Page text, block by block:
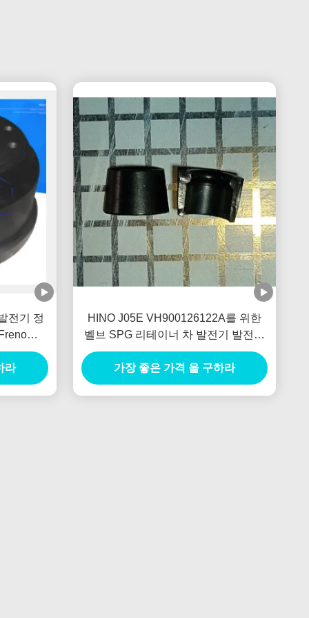
전기 정
라
HINO J05E VH900126122A를 위한
벨브 SPG 리테이너 차 발전기 발전기
새로운 네덜란드 E385 E215를 잠그십
시오
가장 좋은 가격 을 구하라